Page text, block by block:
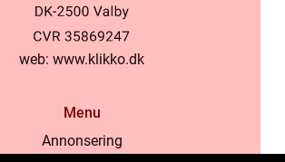
web: www.klikko.dk
Menu
Annonsering